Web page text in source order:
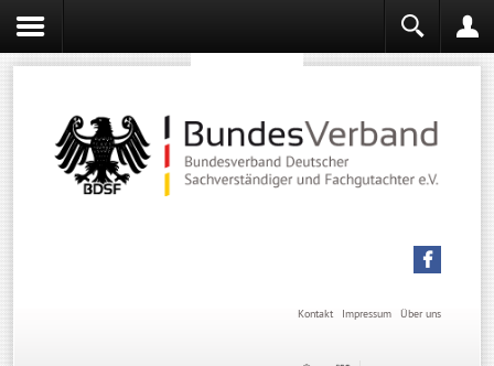
Über uns
Impressum
Kontakt